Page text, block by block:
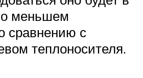
меньшем
сравнению с
теплоносителя.